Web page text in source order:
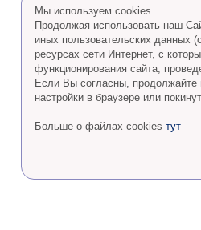
Мы используем cookies
Продолжая использовать наш
иных пользовательских данных
ресурсах сети Интернет, с
функционирования сайта,
Eсли Вы согласны, продолжайте
настройки в браузере или
Больше о файлах cookies тут